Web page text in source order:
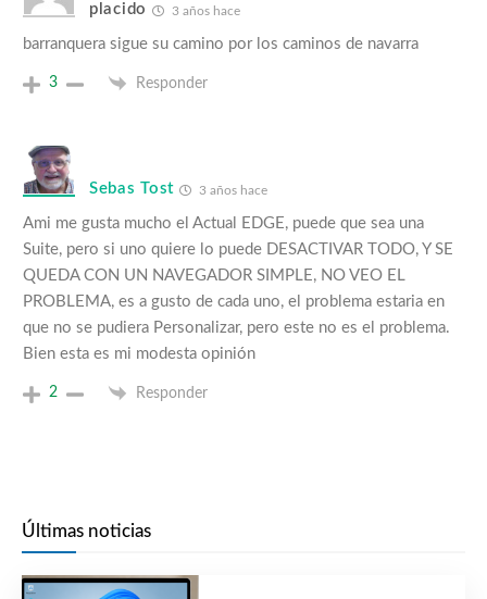
placido 3 años hace
barranquera sigue su camino por los caminos de navarra
3 Responder
Sebas Tost 3 años hace
Ami me gusta mucho el Actual EDGE, puede que sea una
Suite, pero si uno quiere lo puede DESACTIVAR TODO, Y SE
QUEDA CON UN NAVEGADOR SIMPLE, NO VEO EL
PROBLEMA, es a gusto de cada uno, el problema estaria en
que no se pudiera Personalizar, pero este no es el problema.
Bien esta es mi modesta opinión
2 Responder
Últimas noticias